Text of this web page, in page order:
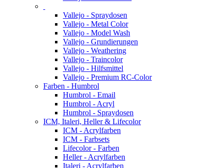
Vallejo - Spraydosen
Vallejo - Metal Color
Vallejo - Model Wash
Vallejo - Grundierungen
Vallejo - Weathering
Vallejo - Traincolor
Vallejo - Hilfsmittel
Vallejo - Premium RC-Color
Farben - Humbrol
Humbrol - Email
Humbrol - Acryl
Humbrol - Spraydosen
ICM, Italeri, Heller & Lifecolor
ICM - Acrylfarben
ICM - Farbsets
Lifecolor - Farben
Heller - Acrylfarben
Italeri - Acrylfarben